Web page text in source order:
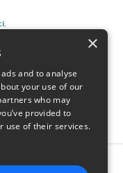
×
and to analyse
your use of our
who may
provided to
use of their services.